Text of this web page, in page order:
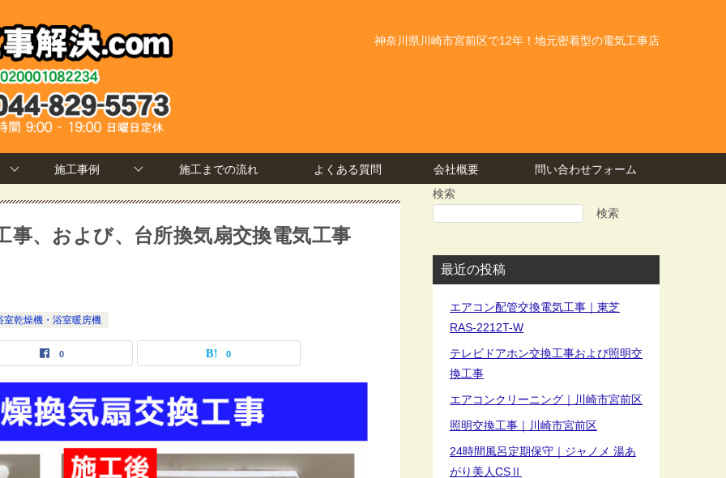
神奈川県川崎市宮前区で12年！地元密着型の電気工事店
施工事例 施工までの流れ よくある質問 会社概要 問い合わせフォーム
事、および、台所換気扇交換電気工事
室乾燥機・浴室暖房機
0 0
検索
検索
最近の投稿
エアコン配管交換電気工事｜東芝
RAS-2212T-W
テレビドアホン交換工事および照明交
換工事
エアコンクリーニング｜川崎市宮前区
照明交換工事｜川崎市宮前区
24時間風呂定期保守｜ジャノメ 湯あ
がり美人CSⅡ